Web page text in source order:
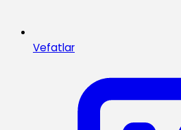
Vefatlar